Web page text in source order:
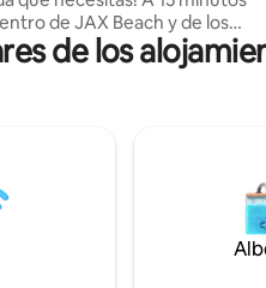
de JAX Beach y de los
de Beaches Town Center,
barrio tranquilo y con acceso
de un dúplex de playa
privado y patio con ducha
espacio compartido. 2 plazas
dedicadas. Se admiten
de los